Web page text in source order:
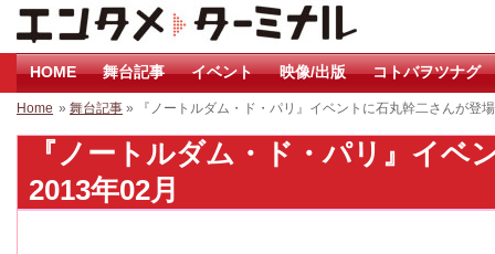
HOME 舞台記事 イベント 映像/出版 コトバヲツナグ
Home » 舞台記事 » 『ノートルダム・ド・パリ』イベントに石丸幹二さんが登場
『ノートルダム・ド・パリ』イベ
2013年02月